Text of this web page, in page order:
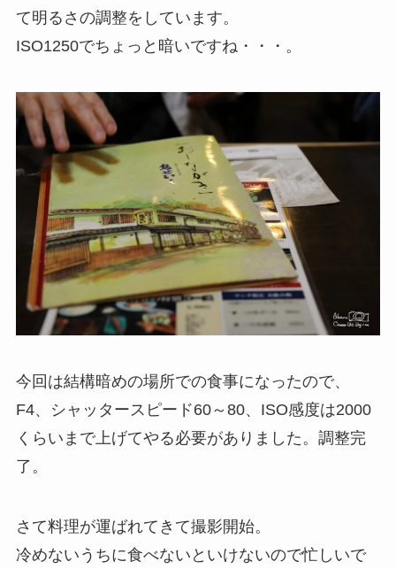
て明るさの調整をしています。
ISO1250でちょっと暗いですね・・・。
今回は結構暗めの場所での食事になったので、
F4、シャッタースピード60～80、ISO感度は2000
くらいまで上げてやる必要がありました。調整完
了。
さて料理が運ばれてきて撮影開始。
冷めないうちに食べないといけないので忙しいで